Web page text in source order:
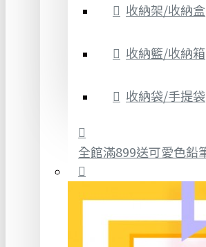
收納架/收納盒
收納籃/收納箱
收納袋/手提袋
全館滿899送可愛色鉛